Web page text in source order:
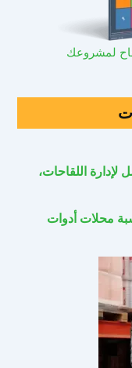
لمشروعك
لإدارة اللقاحات،
محلات أدوات